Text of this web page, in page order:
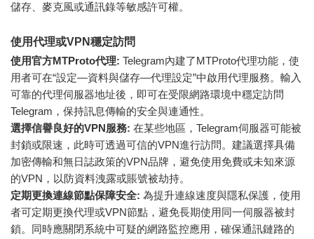
儲存、麥克風或通訊錄等敏感許可權。
使用代理或VPN穩定訪問
使用官方MTProto代理: Telegram內建了MTProto代理功能，使
用者可在“設定—資料與儲存—代理設定”中啟用代理服務。輸入
可靠的代理伺服器地址後，即可在受限網路環境中穩定訪問
Telegram，保持訊息傳輸的安全與連通性。
選擇信譽良好的VPN服務: 在某些地區，Telegram伺服器可能被
封鎖或限速，此時可透過可信的VPN進行訪問。建議選擇具備
加密傳輸和無日誌政策的VPN品牌，避免使用免費或未知來源
的VPN，以防資料洩露或賬號被劫持。
定期更換連線節點保障安全: 為提升連線速度與隱私保護，使用
者可定期更換代理或VPN節點，避免長期使用同一伺服器被封
鎖。同時應關閉系統中可疑的網路監控應用，確保通訊鏈路的